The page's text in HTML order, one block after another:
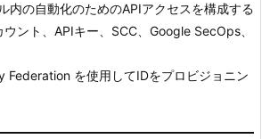
内の自動化のためのAPIアクセスを構成する
ウント、APIキー、SCC、Google SecOps、
を使用してIDをプロビジョニン